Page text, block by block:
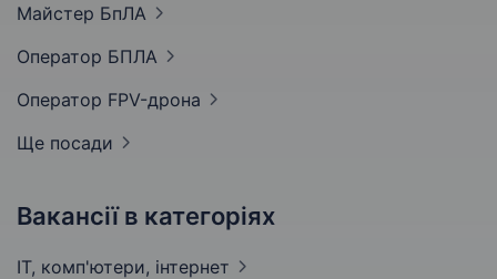
Майстер БпЛА
Оператор БПЛА
Оператор FPV-дрона
Ще посади
Вакансії в категоріях
IT, комп'ютери, інтернет